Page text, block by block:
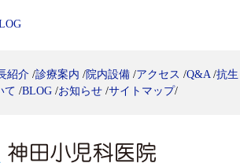
紹介/診療案内 /院内設備/アクセス /Q&A/抗生
て /BLOG /お知らせ /サイトマップ/